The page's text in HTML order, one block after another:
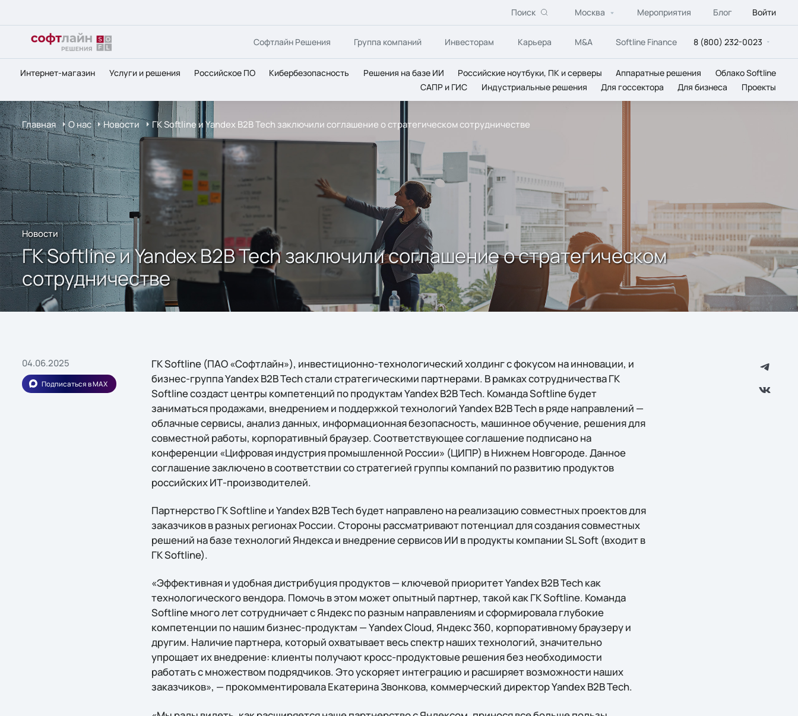
Поиск Москва Мероприятия Блог Войти
Софтлайн Решения Группа компаний Инвесторам Карьера M&A Softline Finance 8 (800) 232-0023
Интернет-магазин Услуги и решения Российское ПО Кибербезопасность Решения на базе ИИ Российские ноутбуки, ПК и серверы Аппаратные решения
Облако Softline
САПР и ГИС
Индустриальные решения Для госсектора Для бизнеса Проекты
Главная О нас Новости ГК Softline и Yandex B2B Tech заключили соглашение о стратегическом сотрудничестве
Новости
ГК Softline и Yandex B2B Tech заключили соглашение о стратегическом
сотрудничестве
04.06.2025
Подписаться в MAX
ГК Softline (ПАО «Софтлайн»), инвестиционно-технологический холдинг с фокусом на инновации, и
бизнес-группа Yandex B2B Tech стали стратегическими партнерами. В рамках сотрудничества ГК
Softline создаст центры компетенций по продуктам Yandex B2B Tech. Команда Softline будет
заниматься продажами, внедрением и поддержкой технологий Yandex B2B Tech в ряде направлений —
облачные сервисы, анализ данных, информационная безопасность, машинное обучение, решения для
совместной работы, корпоративный браузер. Соответствующее соглашение подписано на
конференции «Цифровая индустрия промышленной России» (ЦИПР) в Нижнем Новгороде. Данное
соглашение заключено в соответствии со стратегией группы компаний по развитию продуктов
российских ИТ-производителей.
Партнерство ГК Softline и Yandex B2B Tech будет направлено на реализацию совместных проектов для
заказчиков в разных регионах России. Стороны рассматривают потенциал для создания совместных
решений на базе технологий Яндекса и внедрение сервисов ИИ в продукты компании SL Soft (входит в
ГК Softline).
«Эффективная и удобная дистрибуция продуктов — ключевой приоритет Yandex B2B Tech как
технологического вендора. Помочь в этом может опытный партнер, такой как ГК Softline. Команда
Softline много лет сотрудничает с Яндекс по разным направлениям и сформировала глубокие
компетенции по нашим бизнес-продуктам — Yandex Cloud, Яндекс 360, корпоративному браузеру и
другим. Наличие партнера, который охватывает весь спектр наших технологий, значительно
упрощает их внедрение: клиенты получают кросс-продуктовые решения без необходимости
работать с множеством подрядчиков. Это ускоряет интеграцию и расширяет возможности наших
заказчиков», — прокомментировала Екатерина Звонкова, коммерческий директор Yandex B2B Tech.